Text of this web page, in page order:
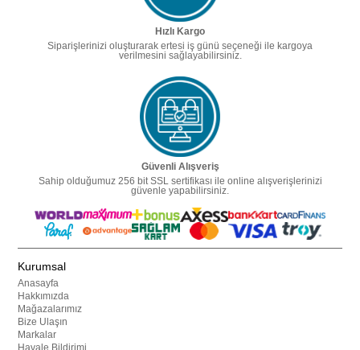
Hızlı Kargo
Siparişlerinizi oluşturarak ertesi iş günü seçeneği ile kargoya
verilmesini sağlayabilirsiniz.
Güvenli Alışveriş
Sahip olduğumuz 256 bit SSL sertifikası ile online alışverişlerinizi
güvenle yapabilirsiniz.
Kurumsal
Anasayfa
Hakkımızda
Mağazalarımız
Bize Ulaşın
Markalar
Havale Bildirimi